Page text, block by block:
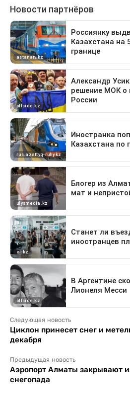
Следующая новость
Циклон принесет снег и
декабря
Предыдущая новость
Аэропорт Алматы закрывают
снегопада